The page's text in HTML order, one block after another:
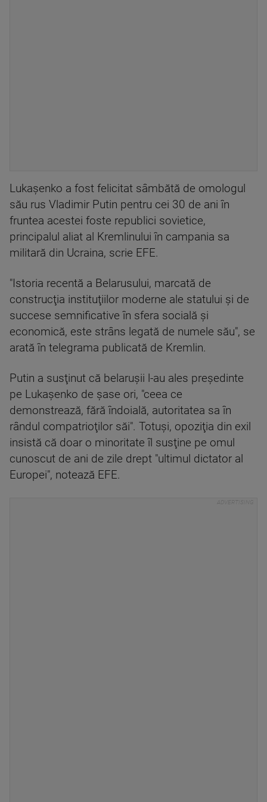
Lukaşenko a fost felicitat sâmbătă de omologul
său rus Vladimir Putin pentru cei 30 de ani în
fruntea acestei foste republici sovietice,
principalul aliat al Kremlinului în campania sa
militară din Ucraina, scrie EFE.
"Istoria recentă a Belarusului, marcată de
construcţia instituţiilor moderne ale statului şi de
succese semnificative în sfera socială şi
economică, este strâns legată de numele său", se
arată în telegrama publicată de Kremlin.
Putin a susţinut că belaruşii l-au ales preşedinte
pe Lukaşenko de şase ori, "ceea ce
demonstrează, fără îndoială, autoritatea sa în
rândul compatrioţilor săi". Totuşi, opoziţia din exil
insistă că doar o minoritate îl susţine pe omul
cunoscut de ani de zile drept "ultimul dictator al
Europei", notează EFE.